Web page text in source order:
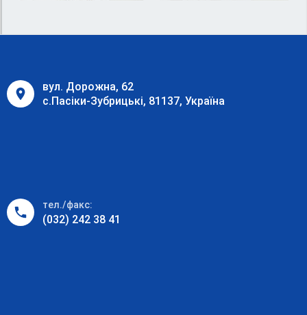
вул. Дорожна, 62
с.Пасіки-Зубрицькі, 81137, Україна
тел./факс:
(032) 242 38 41